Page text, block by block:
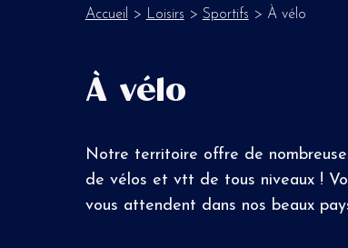
Accueil > Loisirs > Sportifs > À vélo
À vélo
Notre territoire offre de
de vélos et vtt de tous niveaux !
vous attendent dans nos beaux